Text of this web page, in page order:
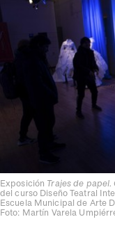
Exposición Trajes de
del curso Diseño Teatral
Escuela Municipal de Arte
Foto: Martín Varela